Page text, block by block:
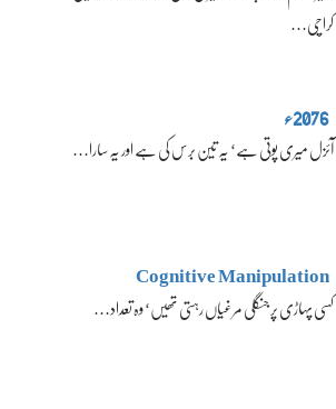
کراچی…
2076ء
آئزل میری پوتی ہے‘ یہ تین برس کی ہے اور یہ سارا…
Cognitive Manipulation
کسی پہاڑی پر جنگلی مرغیاں رہتی تھیں‘ وہ تعداد…